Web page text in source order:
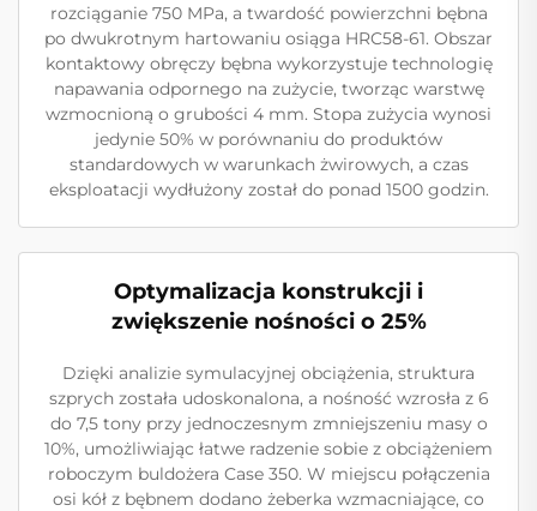
rozciąganie 750 MPa, a twardość powierzchni bębna
po dwukrotnym hartowaniu osiąga HRC58-61. Obszar
kontaktowy obręczy bębna wykorzystuje technologię
napawania odpornego na zużycie, tworząc warstwę
wzmocnioną o grubości 4 mm. Stopa zużycia wynosi
jedynie 50% w porównaniu do produktów
standardowych w warunkach żwirowych, a czas
eksploatacji wydłużony został do ponad 1500 godzin.
Optymalizacja konstrukcji i
zwiększenie nośności o 25%
Dzięki analizie symulacyjnej obciążenia, struktura
szprych została udoskonalona, a nośność wzrosła z 6
do 7,5 tony przy jednoczesnym zmniejszeniu masy o
10%, umożliwiając łatwe radzenie sobie z obciążeniem
roboczym buldożera Case 350. W miejscu połączenia
osi kół z bębnem dodano żeberka wzmacniające, co